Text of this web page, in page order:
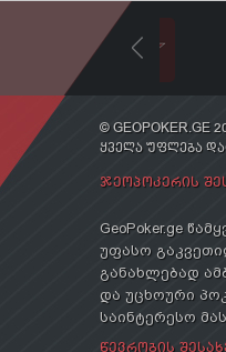
© GEOPOKER.GE
ᲧᲕᲔᲚᲐ ᲣᲤᲚᲔᲑᲐ
ᲯᲔᲝᲞᲝᲙᲔᲠᲘᲡ
GeoPoker.ge
უფასო
განახლებად
და უცხოური
საინტერესო
ᲬᲔᲕᲠᲝᲑᲘᲡ